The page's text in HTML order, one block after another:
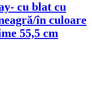
- cu blat cu
în culoare
55,5 cm